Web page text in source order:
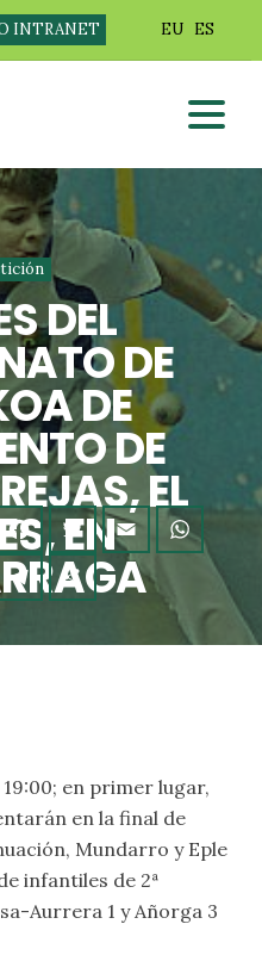
INTRANET EU ES
DEL
DE
DE
DE
EL
EN
en primer lugar,
en la final de
Mundarro y Eple
infantiles de 2ª
Aurrera 1 y Añorga 3